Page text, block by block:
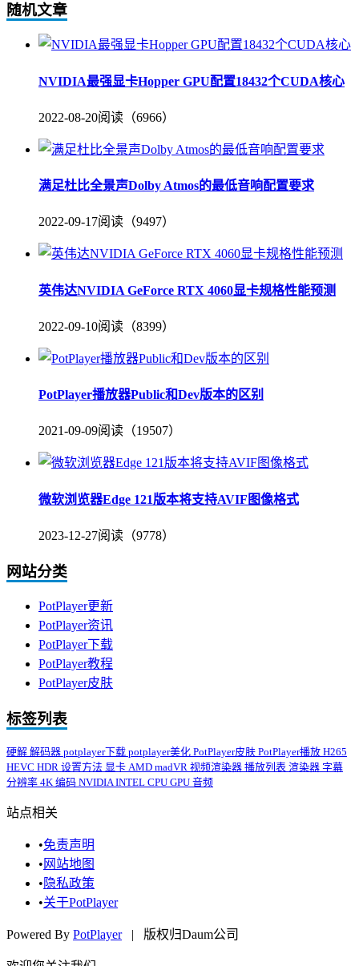
随机文章
NVIDIA最强显卡Hopper GPU配置18432个CUDA核心
2022-08-20阅读（6966）
满足杜比全景声Dolby Atmos的最低音响配置要求
2022-09-17阅读（9497）
英伟达NVIDIA GeForce RTX 4060显卡规格性能预测
2022-09-10阅读（8399）
PotPlayer播放器Public和Dev版本的区别
2021-09-09阅读（19507）
微软浏览器Edge 121版本将支持AVIF图像格式
2023-12-27阅读（9778）
网站分类
PotPlayer更新
PotPlayer资讯
PotPlayer下载
PotPlayer教程
PotPlayer皮肤
标签列表
硬解 解码器 potplayer下载 potplayer美化 PotPlayer皮肤 PotPlayer播放 H265
HEVC HDR 设置方法 显卡 AMD madVR 视频渲染器 播放列表 渲染器 字幕
分辨率 4K 编码 NVIDIA INTEL CPU GPU 音频
站点相关
•免责声明
• 网站地图
• 隐私政策
•关于PotPlayer
Powered By PotPlayer| 版权归Daum公司